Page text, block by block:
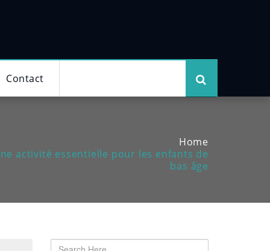
Contact
Home
activité essentielle pour les enfants de
bas âge